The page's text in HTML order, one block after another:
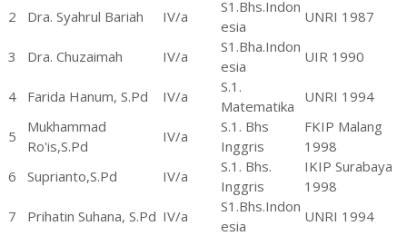
2 Dra. Syahrul Bariah IV/a
S1.Bhs.Indon
esia
UNRI 1987
3 Dra. Chuzaimah IV/a
S1.Bha.Indon
esia
UIR 1990
4 Farida Hanum, S.Pd IV/a
S.1.
Matematika
UNRI 1994
5
Mukhammad
Ro'is,S.Pd
IV/a
S.1. Bhs
Inggris
FKIP Malang
1998
6
Suprianto,S.Pd IV/a
S.1. Bhs.
Inggris
IKIP Surabaya
1998
7
Prihatin Suhana, S.Pd IV/a
S1.Bhs.Indon
esia
UNRI 1994